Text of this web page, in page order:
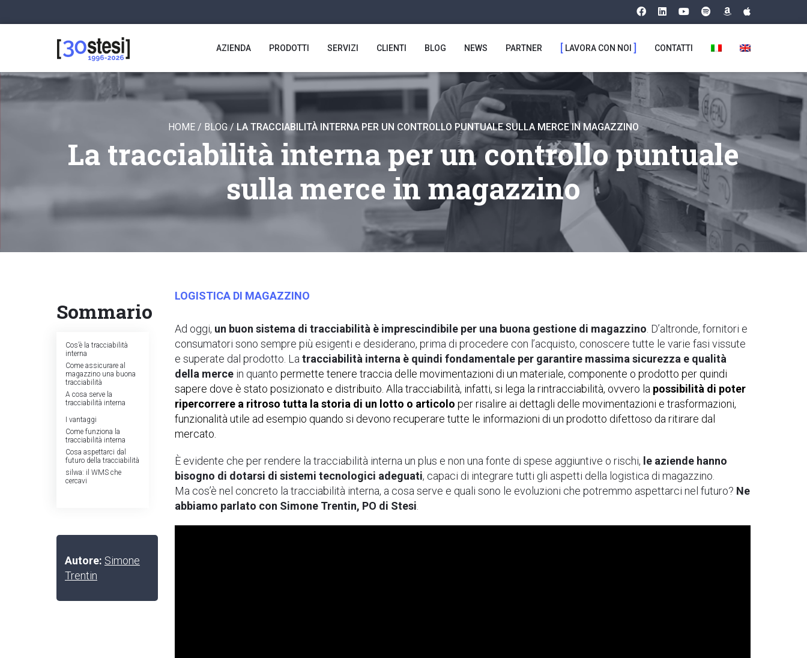
AZIENDA PRODOTTI SERVIZI CLIENTI BLOG NEWS PARTNER LAVORA CON NOI CONTATTI
HOME / BLOG/ LA TRACCIABILITÀ INTERNA PER UN CONTROLLO PUNTUALE SULLA MERCE IN MAGAZZINO
La tracciabilità interna per un controllo puntuale
sulla merce in magazzino
Sommario
Cos’è la tracciabilità
interna
Come assicurare al
magazzino una buona
tracciabilità
A cosa serve la
tracciabilità interna
I vantaggi
Come funziona la
tracciabilità interna
Cosa aspettarci dal
futuro della tracciabilità
silwa: il WMS che
cercavi
Autore: Simone
Trentin
LOGISTICA DI MAGAZZINO
Ad oggi, un buon sistema di tracciabilità è imprescindibile per una buona gestione di magazzino . D’altronde, fornitori e
consumatori sono sempre più esigenti e desiderano, prima di procedere con l’acquisto, conoscere tutte le varie fasi vissute
e superate dal prodotto. Latracciabilità interna è quindi fondamentale per garantire massima sicurezza e qualità
della merce in quantopermette tenere traccia delle movimentazioni di un materiale, componente o prodotto per quindi
sapere dove è stato posizionato e distribuito. Alla tracciabilità, infatti, si lega la rintracciabilità, ovvero la possibilità di poter
ripercorrere a ritroso tutta la storia di un lotto o articoloper risalire ai dettagli delle movimentazioni e trasformazioni,
funzionalità utile ad esempio quando si devono recuperare tutte le informazioni di un prodotto difettoso da ritirare dal
mercato.
È evidente che per rendere la tracciabilità interna un plus e non una fonte di spese aggiuntive o rischi, le aziende hanno
bisogno di dotarsi di sistemi tecnologici adeguati, capaci di integrare tutti gli aspetti della logistica di magazzino.
Ma cos’è nel concreto la tracciabilità interna, a cosa serve e quali sono le evoluzioni che potremmo aspettarci nel futuro? Ne
abbiamo parlato con Simone Trentin, PO di Stesi